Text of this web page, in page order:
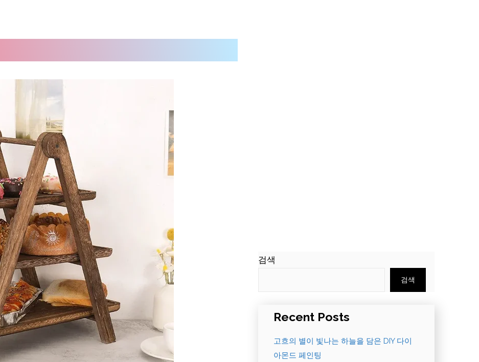
검색
검색
Recent Posts
고흐의 별이 빛나는 하늘을 담은 DIY 다이
아몬드 페인팅